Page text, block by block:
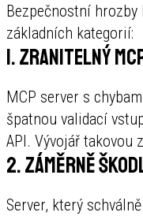
Bezpečnostní
základních kategorií:
1. Zranitelný
MCP server s
špatnou validací
API. Vývojář takovou
2. Záměrně
Server, který